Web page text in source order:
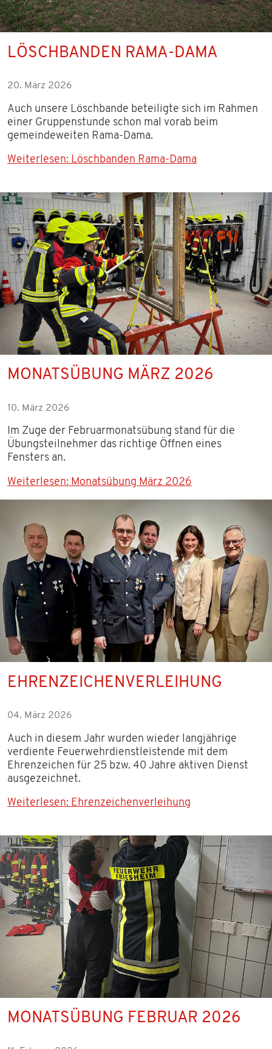
LÖSCHBANDEN RAMA-DAMA
20. März 2026
Auch unsere Löschbande beteiligte sich im Rahmen
einer Gruppenstunde schon mal vorab beim
gemeindeweiten Rama-Dama.
Weiterlesen: Löschbanden Rama-Dama
MONATSÜBUNG MÄRZ 2026
10. März 2026
Im Zuge der Februarmonatsübung stand für die
Übungsteilnehmer das richtige Öffnen eines
Fensters an.
Weiterlesen: Monatsübung März 2026
EHRENZEICHENVERLEIHUNG
04. März 2026
Auch in diesem Jahr wurden wieder langjährige
verdiente Feuerwehrdienstleistende mit dem
Ehrenzeichen für 25 bzw. 40 Jahre aktiven Dienst
ausgezeichnet.
Weiterlesen: Ehrenzeichenverleihung
MONATSÜBUNG FEBRUAR 2026